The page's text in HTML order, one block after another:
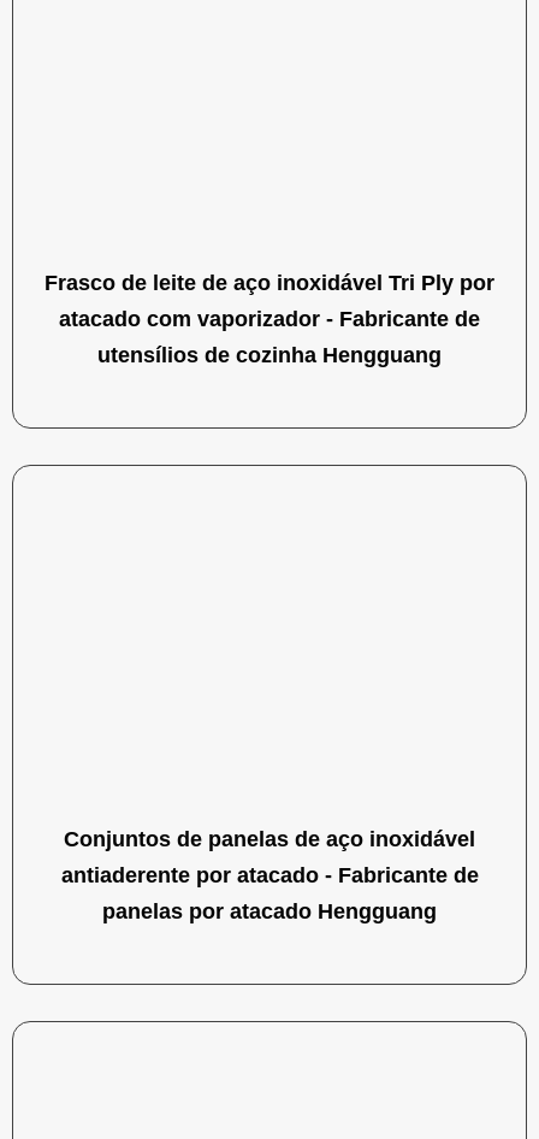
Frasco de leite de aço inoxidável Tri Ply por
atacado com vaporizador - Fabricante de
utensílios de cozinha Hengguang
Conjuntos de panelas de aço inoxidável
antiaderente por atacado - Fabricante de
panelas por atacado Hengguang